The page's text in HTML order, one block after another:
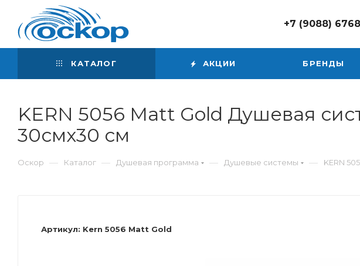
+7 (9088)
КАТАЛОГ АКЦИИ БРЕНДЫ
KERN 5056 Matt Gold Душевая
30смх30 см
Оскор — Каталог — Душевая программа — Душевые системы — KERN
Артикул: Kern 5056 Matt Gold